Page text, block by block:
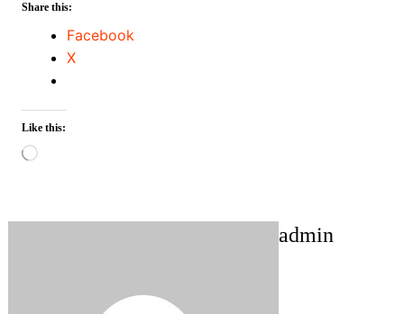
Share this:
Facebook
X
Like this:
Loading…
admin